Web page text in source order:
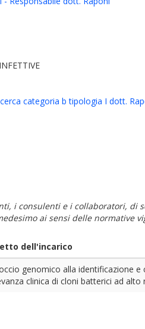
categoria b tipologia I dott.
i consulenti e i collaboratori,
ai sensi delle normative
dell'incarico
genomico alla identificazione
clinica di cloni batterici ad alto